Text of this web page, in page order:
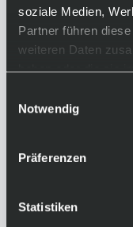
soziale Medien,
Partner führen
weiteren Daten
haben oder die sie
Notwendig
Präferenzen
Statistiken
Funktionen:
• legendäres
• Fokus auf
•
• HD-Silikon-